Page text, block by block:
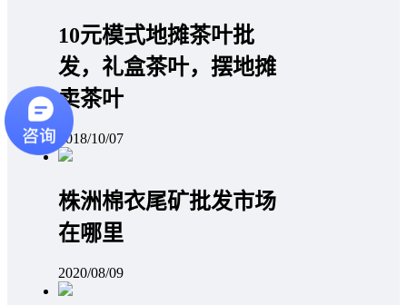
10元模式地摊茶叶批
发，礼盒茶叶，摆地摊
卖茶叶
2018/10/07
株洲棉衣尾矿批发市场
在哪里
2020/08/09